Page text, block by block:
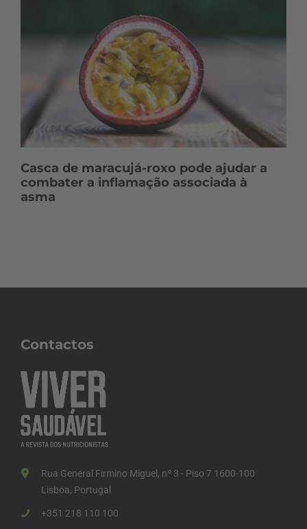
Casca de maracujá-roxo pode ajudar a
combater a inflamação associada à
asma
Contactos
Rua General Firmino Miguel, nº 3 - Piso 7 1600-100
Lisboa, Portugal
+351 218 110 100